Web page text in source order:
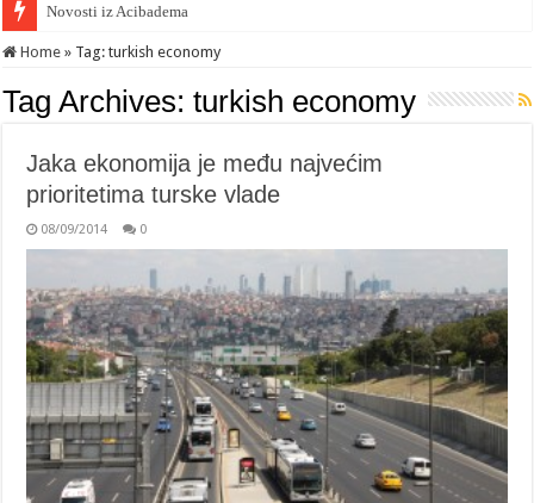
Novosti iz Acibadema
Home » Tag:turkish economy
Tag Archives:turkish economy
Jaka ekonomija je među najvećim
prioritetima turske vlade
08/09/2014 0